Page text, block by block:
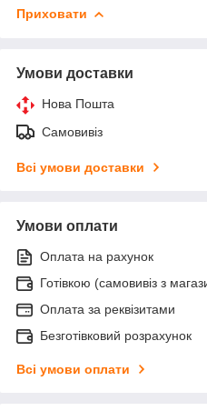
Приховати
Умови доставки
Нова Пошта
Самовивіз
Всі умови доставки
Умови оплати
Оплата на рахунок
Готівкою (самовивіз з
Оплата за реквізитами
Безготівковий розрахунок
Всі умови оплати